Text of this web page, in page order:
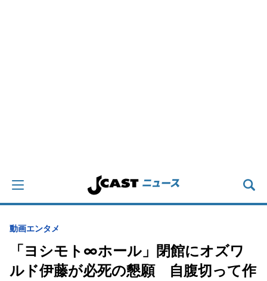
動画エンタメ
「ヨシモト∞ホール」閉館にオズワ
ルド伊藤が必死の懇願 自腹切って作